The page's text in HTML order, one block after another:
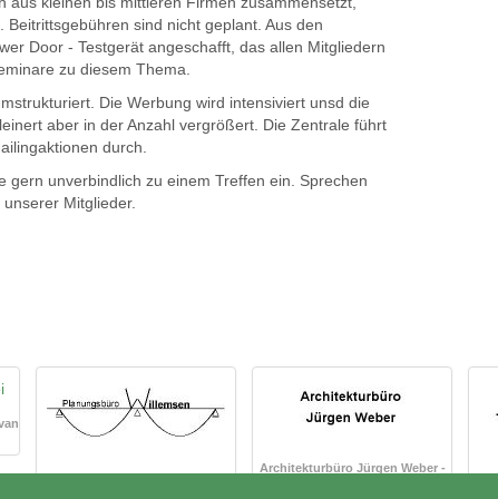
sind nicht geplant. Aus den
Door - Testgerät angeschafft, das allen Mitgliedern
zu diesem Thema.
Die Werbung wird intensiviert unsd die
aber in der Anzahl vergrößert. Die Zentrale führt
durch.
gern unverbindlich zu einem Treffen ein. Sprechen
Mitglieder.
Architekturbüro Jürgen Weber -